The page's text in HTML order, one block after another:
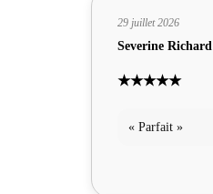
29 juillet 2026
Severine Richard
★★★★★
« Parfait »